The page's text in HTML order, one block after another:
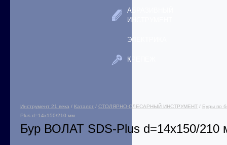
АБРАЗИВНЫЙ
ИНСТРУМЕНТ
ЭЛЕКТРИКА
КРЕПЕЖ
Инструмент 21 века / Каталог / СТОЛЯРНО-СЛЕСАРНЫЙ ИНСТРУМЕНТ / Буры по
Plus d=14х150/210 мм
Бур ВОЛАТ SDS-Plus d=14х150/210